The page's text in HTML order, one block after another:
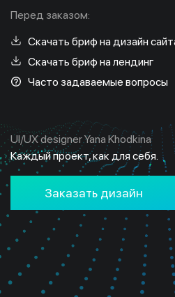
Перед заказом:
Скачать бриф на дизайн
Скачать бриф на лендинг
Часто задаваемые вопросы
UI/UX designer Yana Khodkina
Каждый проект, как для себя.
Заказать дизайн